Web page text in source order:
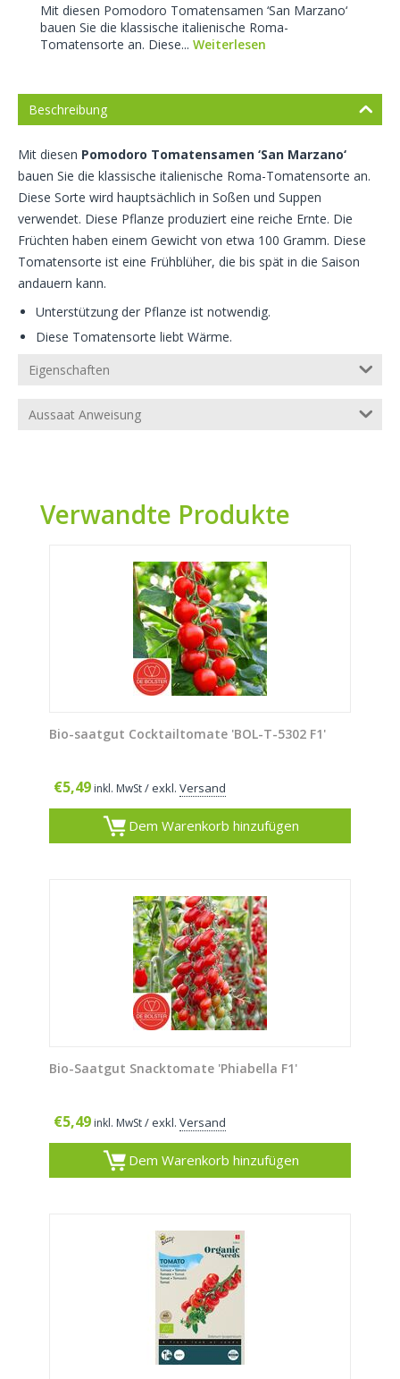
Mit diesen Pomodoro Tomatensamen ‘San Marzano‘
bauen Sie die klassische italienische Roma-
Tomatensorte an. Diese... Weiterlesen
Beschreibung
Mit diesen Pomodoro Tomatensamen ‘San Marzano‘
bauen Sie die klassische italienische Roma-Tomatensorte an.
Diese Sorte wird hauptsächlich in Soßen und Suppen
verwendet. Diese Pflanze produziert eine reiche Ernte. Die
Früchten haben einem Gewicht von etwa 100 Gramm. Diese
Tomatensorte ist eine Frühblüher, die bis spät in die Saison
andauern kann.
Unterstützung der Pflanze ist notwendig.
Diese Tomatensorte liebt Wärme.
Eigenschaften
Aussaat Anweisung
Verwandte Produkte
Bio-saatgut Cocktailtomate 'BOL-T-5302 F1'
€5,49 inkl. MwSt/ exkl. Versand
Dem Warenkorb hinzufügen
Bio-Saatgut Snacktomate 'Phiabella F1'
€5,49 inkl. MwSt/ exkl. Versand
Dem Warenkorb hinzufügen